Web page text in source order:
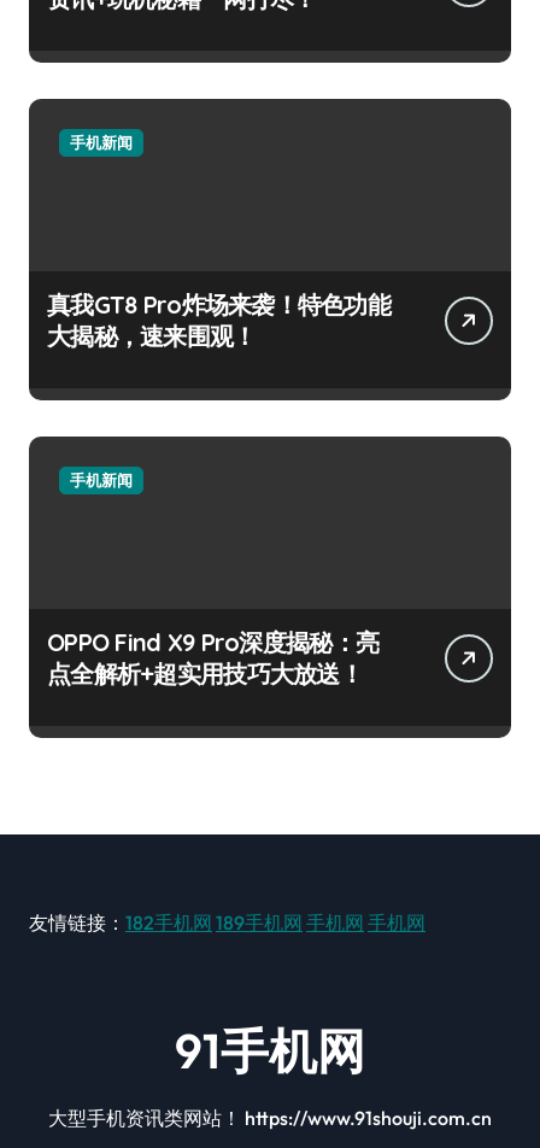
手机新闻
真我GT8 Pro炸场来袭！特色功能
大揭秘，速来围观！
手机新闻
OPPO Find X9 Pro深度揭秘：亮
点全解析+超实用技巧大放送！
友情链接： 182手机网 189手机网 手机网 手机网
91手机网
大型手机资讯类网站！ https://www.91shouji.com.cn